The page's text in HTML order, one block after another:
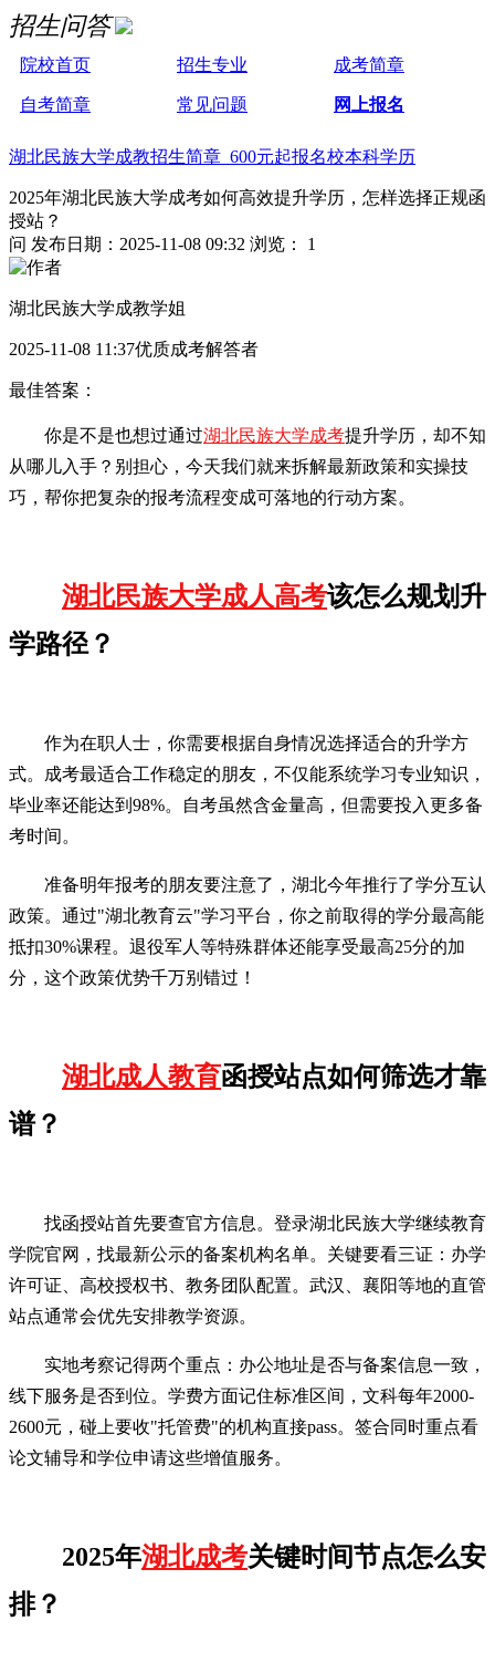
招生问答
院校首页 招生专业 成考简章
自考简章 常见问题 网上报名
湖北民族大学成教招生简章 600元起报名校本科学历
2025年湖北民族大学成考如何高效提升学历，怎样选择正规函
授站？
问 发布日期：2025-11-08 09:32 浏览： 1
湖北民族大学成教学姐
2025-11-08 11:37优质成考解答者
最佳答案：
你是不是也想过通过湖北民族大学成考提升学历，却不知
从哪儿入手？别担心，今天我们就来拆解最新政策和实操技
巧，帮你把复杂的报考流程变成可落地的行动方案。
湖北民族大学成人高考该怎么规划升
学路径？
作为在职人士，你需要根据自身情况选择适合的升学方
式。成考最适合工作稳定的朋友，不仅能系统学习专业知识，
毕业率还能达到98%。自考虽然含金量高，但需要投入更多备
考时间。
准备明年报考的朋友要注意了，湖北今年推行了学分互认
政策。通过"湖北教育云"学习平台，你之前取得的学分最高能
抵扣30%课程。退役军人等特殊群体还能享受最高25分的加
分，这个政策优势千万别错过！
湖北成人教育函授站点如何筛选才靠
谱？
找函授站首先要查官方信息。登录湖北民族大学继续教育
学院官网，找最新公示的备案机构名单。关键要看三证：办学
许可证、高校授权书、教务团队配置。武汉、襄阳等地的直管
站点通常会优先安排教学资源。
实地考察记得两个重点：办公地址是否与备案信息一致，
线下服务是否到位。学费方面记住标准区间，文科每年2000-
2600元，碰上要收"托管费"的机构直接pass。签合同时重点看
论文辅导和学位申请这些增值服务。
2025年湖北成考关键时间节点怎么安
排？